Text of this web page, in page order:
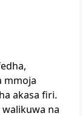
mmoja
akasa firi.
na